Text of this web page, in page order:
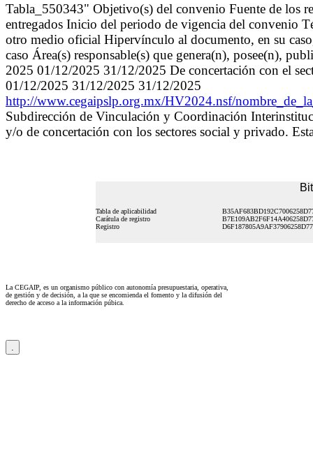
Tabla_550343" Objetivo(s) del convenio Fuente de los
entregados Inicio del periodo de vigencia del convenio
otro medio oficial Hipervínculo al documento, en su
caso Área(s) responsable(s) que genera(n), posee(n),
2025 01/12/2025 31/12/2025 De concertación con el
01/12/2025 31/12/2025 31/12/2025
http://www.cegaipslp.org.mx/HV2024.nsf/
Subdirección de Vinculación y Coordinación
y/o de concertación con los sectores social y privado.
Tabla de aplicabilidad
Carátula de registro
Registro
La CEGAIP, es un organismo público con autonomía presupuestaria, operativa,
de gestión y de decisión, a la que se encomienda el fomento y la difusión del
derecho de acceso a la información púbica.